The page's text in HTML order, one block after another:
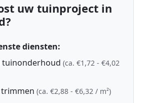
uw tuinproject in
diensten:
tuinonderhoud (ca. €1,72 - €4,02
trimmen (ca. €2,88 - €6,32 / m²)